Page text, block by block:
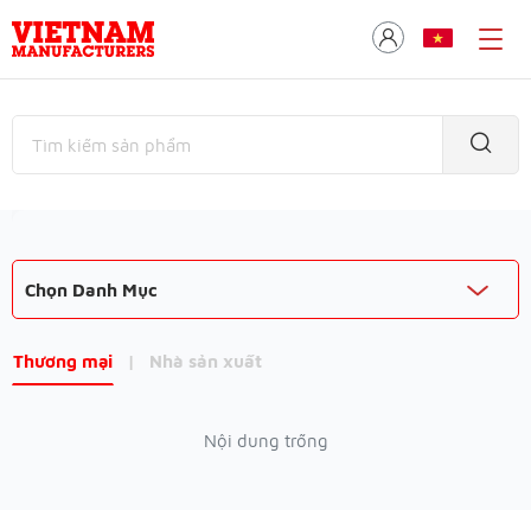
Chọn Danh Mục
Thương mại | Nhà sản xuất
Nội dung trống